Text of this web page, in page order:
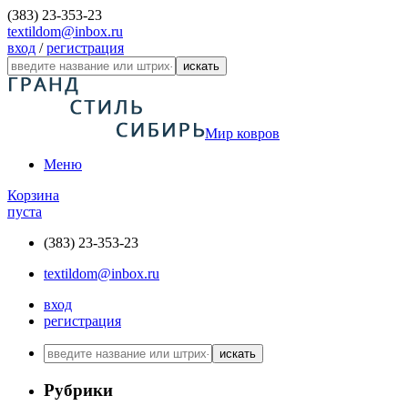
(383) 23-353-23
textildom@inbox.ru
вход /регистрация
искать
Мир ковров
Меню
Корзина
пуста
(383) 23-353-23
textildom@inbox.ru
вход
регистрация
искать
Рубрики